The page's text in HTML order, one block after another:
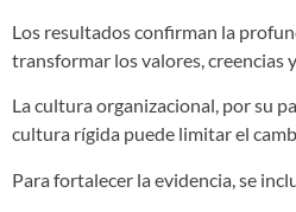
Los resultados confirman la
transformar los valores, creencias
La cultura organizacional, por su
cultura rígida puede limitar el
Para fortalecer la evidencia, se